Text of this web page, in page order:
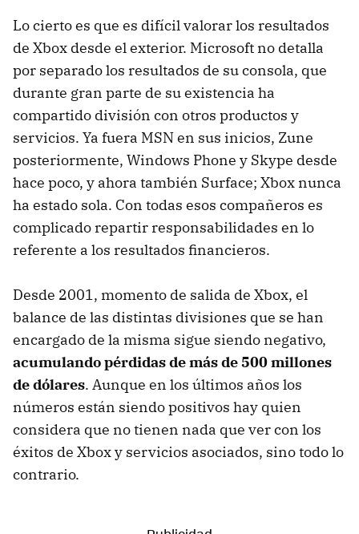
Lo cierto es que es difícil valorar los resultados
de Xbox desde el exterior. Microsoft no detalla
por separado los resultados de su consola, que
durante gran parte de su existencia ha
compartido división con otros productos y
servicios. Ya fuera MSN en sus inicios, Zune
posteriormente, Windows Phone y Skype desde
hace poco, y ahora también Surface; Xbox nunca
ha estado sola. Con todas esos compañeros es
complicado repartir responsabilidades en lo
referente a los resultados financieros.
Desde 2001, momento de salida de Xbox, el
balance de las distintas divisiones que se han
encargado de la misma sigue siendo negativo,
acumulando pérdidas de más de 500 millones
de dólares. Aunque en los últimos años los
números están siendo positivos hay quien
considera que no tienen nada que ver con los
éxitos de Xbox y servicios asociados, sino todo lo
contrario.